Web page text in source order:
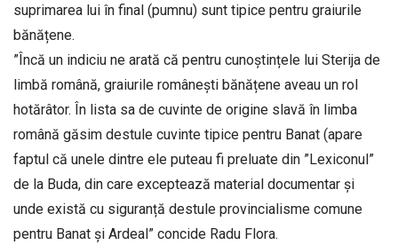
suprimarea lui în final (pumnu) sunt tipice pentru graiurile
bănățene.
”Încă un indiciu ne arată că pentru cunoștințele lui Sterija de
limbă română, graiurile românești bănățene aveau un rol
hotărâtor. În lista sa de cuvinte de origine slavă în limba
română găsim destule cuvinte tipice pentru Banat (apare
faptul că unele dintre ele puteau fi preluate din ”Lexiconul”
de la Buda, din care exceptează material documentar și
unde există cu siguranță destule provincialisme comune
pentru Banat și Ardeal” concide Radu Flora.